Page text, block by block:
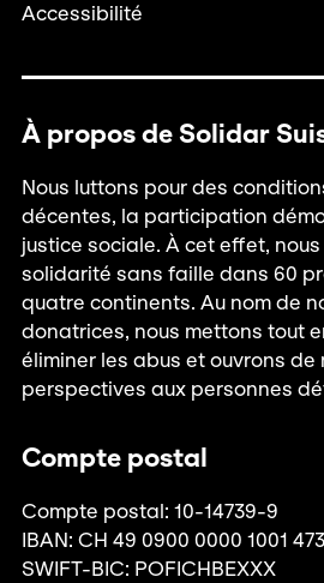
Accessibilité
À propos de Solidar
Nous luttons pour des
décentes, la participation
justice sociale. À cet effet,
solidarité sans faille dans 60
quatre continents. Au nom de
donatrices, nous mettons tout
éliminer les abus et ouvrons de
perspectives aux personnes
Compte postal
Compte postal: 10-14739-9
IBAN: CH 49 0900 0000 1001
SWIFT-BIC: POFICHBEXXX